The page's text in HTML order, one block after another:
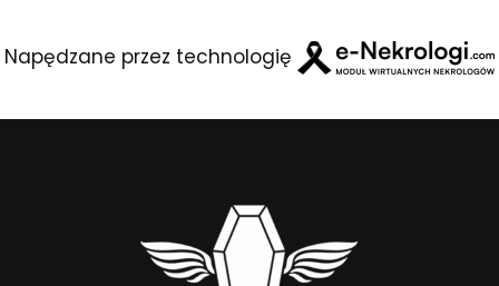
Napędzane przez technologię